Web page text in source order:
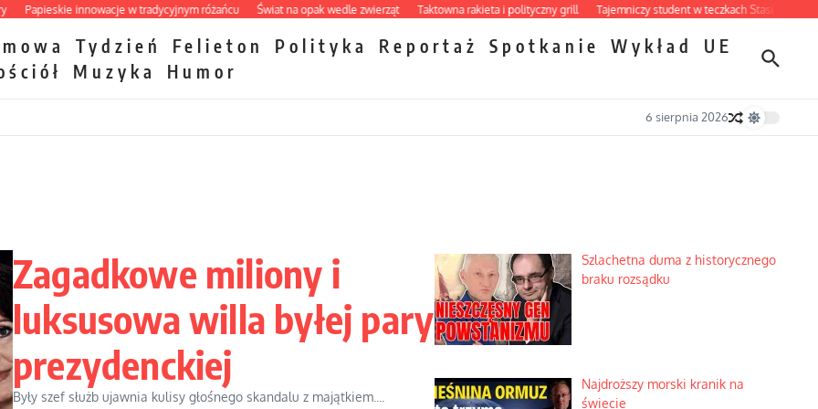
innowacje w tradycyjnym różańcu Świat na opak wedle zwierząt Taktowna rakieta i polityczny grill Tajemniczy student w teczkach Stasi Ciemna
Tydzień Felieton Polityka Reportaż Spotkanie Wykład
UE
Muzyka Humor
6 sierpnia 2026
Zagadkowe miliony i
luksusowa willa byłej pary
prezydenckiej
Były szef służb ujawnia kulisy głośnego skandalu z majątkiem....
Szlachetna duma z historycznego
braku rozsądku
Najdroższy morski kranik na
świecie